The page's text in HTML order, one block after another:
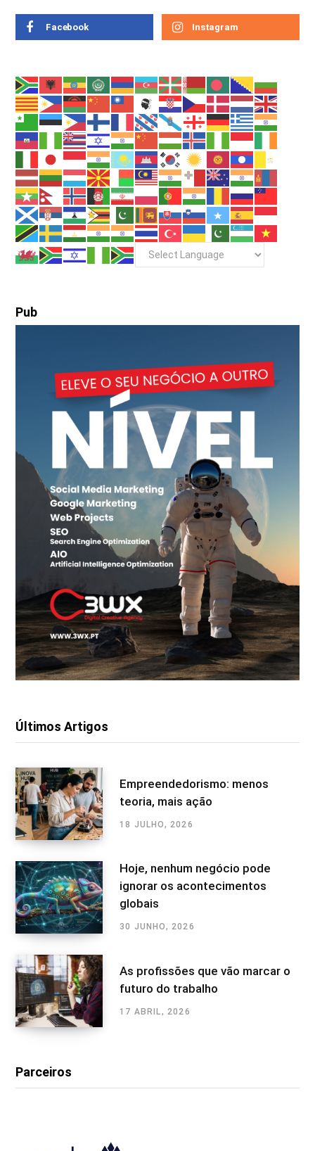
Facebook Instagram
Pub
Últimos Artigos
Empreendedorismo: menos
teoria, mais ação
18 JULHO, 2026
Hoje, nenhum negócio pode
ignorar os acontecimentos
globais
30 JUNHO, 2026
As profissões que vão marcar o
futuro do trabalho
17 ABRIL, 2026
Parceiros